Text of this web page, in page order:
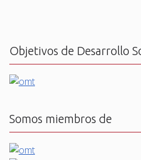
Objetivos de Desarrollo
Somos miembros de